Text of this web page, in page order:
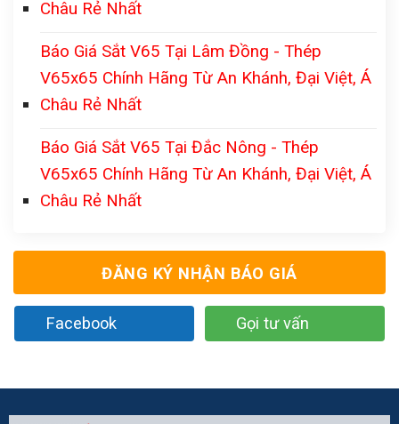
Châu Rẻ Nhất
Báo Giá Sắt V65 Tại Lâm Đồng - Thép
V65x65 Chính Hãng Từ An Khánh, Đại Việt, Á
Châu Rẻ Nhất
Báo Giá Sắt V65 Tại Đắc Nông - Thép
V65x65 Chính Hãng Từ An Khánh, Đại Việt, Á
Châu Rẻ Nhất
ĐĂNG KÝ NHẬN BÁO GIÁ
Facebook Gọi tư vấn